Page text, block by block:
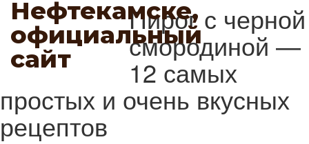
Пирог с черной
смородиной —
12 самых
простых и очень вкусных
рецептов